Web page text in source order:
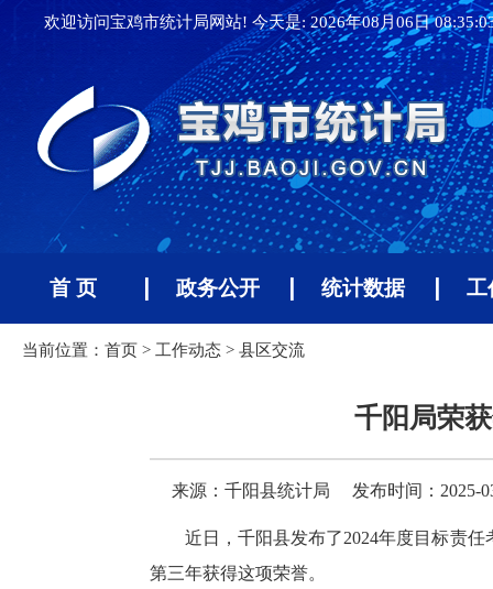
欢迎访问宝鸡市统计局网站! 今天是:2026年08月06日
首 页 政务公开 统计数据 工
当前位置： 首页 > 工作动态 > 县区交流
千阳局荣
来源：千阳县统计局 发布时间：2025-
近日，千阳县发布了2024年度目标责
第三年获得这项荣誉。